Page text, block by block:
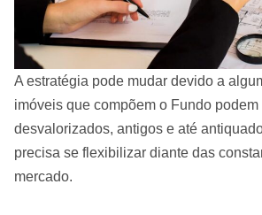
A estratégia pode mudar devido a
imóveis que compõem o Fundo podem
desvalorizados, antigos e até
precisa se flexibilizar diante das
mercado.